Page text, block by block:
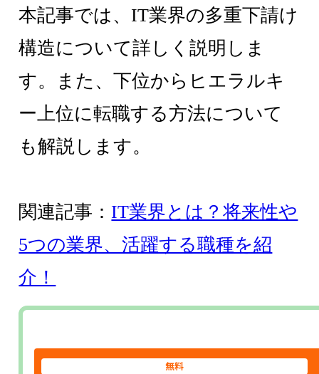
本記事では、IT業界の多重下請け
構造について詳しく説明しま
す。また、下位からヒエラルキ
ー上位に転職する方法について
も解説します。
関連記事： IT業界とは？将来性や
5つの業界、活躍する職種を紹
介！
無料